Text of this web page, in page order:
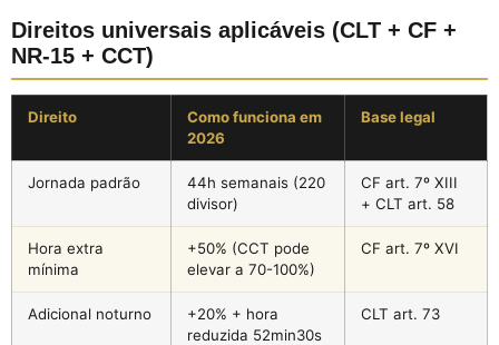
Direitos universais aplicáveis (CLT + CF +
NR-15 + CCT)
Direito
Como funciona em
2026
Base legal
Jornada padrão
44h semanais (220
divisor)
CF art. 7º XIII
+ CLT art. 58
Hora extra
mínima
+50% (CCT pode
elevar a 70-100%)
CF art. 7º XVI
Adicional noturno
+20% + hora
reduzida 52min30s
CLT art. 73